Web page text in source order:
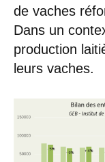
de vaches
Dans un
production
leurs vaches.